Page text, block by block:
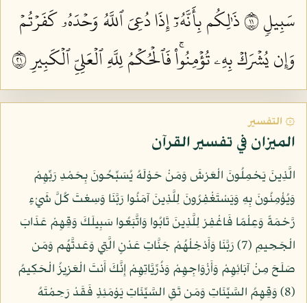
سَبِيلٖ ١١
ذَٰلِكُم بِأَنَّهُۥٓ إِذَا دُعِيَ ٱللَّهُ وَحۡدَهُۥ كَفَرۡتُمۡ
وَإِن يُشۡرَكۡ بِهِۦ تُؤۡمِنُواْۚ فَٱلۡحُكۡمُ لِلَّهِ ٱلۡعَلِيِّ ٱلۡكَبِيرِ ١٢
۞ التفسير
الميزان في تفسير القرآن
الَّذِينَ يَحْمِلُونَ الْعَرْشَ وَمَنْ حَوْلَهُ يُسَبِّحُونَ بِحَمْدِ رَبِّهِمْ
وَيُؤْمِنُونَ بِهِ وَيَسْتَغْفِرُونَ لِلَّذِينَ آمَنُوا رَبَّنَا وَسِعْتَ كُلَّ شَيْءٍ
رَّحْمَةً وَعِلْمًا فَاغْفِرْ لِلَّذِينَ تَابُوا وَاتَّبَعُوا سَبِيلَكَ وَقِهِمْ عَذَابَ
الْجَحِيمِ (7) رَبَّنَا وَأَدْخِلْهُمْ جَنَّاتِ عَدْنٍ الَّتِي وَعَدتَّهُم وَمَن
صَلَحَ مِنْ آبَائِهِمْ وَأَزْوَاجِهِمْ وَذُرِّيَّاتِهِمْ إِنَّكَ أَنتَ الْعَزِيزُ الْحَكِيمُ
(8) وَقِهِمُ السَّيِّئَاتِ وَمَن تَقِ السَّيِّئَاتِ يَوْمَئِذٍ فَقَدْ رَحِمْتَهُ